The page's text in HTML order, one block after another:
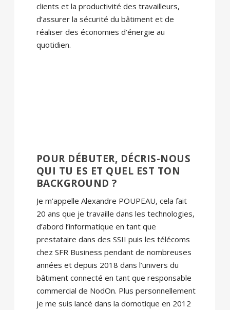
clients et la productivité des travailleurs,
d’assurer la sécurité du bâtiment et de
réaliser des économies d’énergie au
quotidien.
POUR DÉBUTER, DÉCRIS-NOUS
QUI TU ES ET QUEL EST TON
BACKGROUND ?
Je m’appelle Alexandre POUPEAU, cela fait
20 ans que je travaille dans les technologies,
d’abord l’informatique en tant que
prestataire dans des SSII puis les télécoms
chez SFR Business pendant de nombreuses
années et depuis 2018 dans l’univers du
bâtiment connecté en tant que responsable
commercial de NodOn. Plus personnellement
je me suis lancé dans la domotique en 2012